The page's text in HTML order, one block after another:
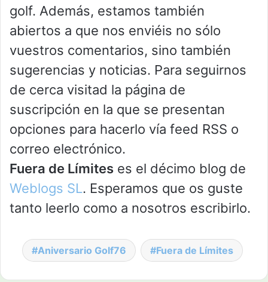
golf. Además, estamos también
abiertos a que nos enviéis no sólo
vuestros comentarios, sino también
sugerencias y noticias. Para seguirnos
de cerca visitad la página de
suscripción en la que se presentan
opciones para hacerlo vía feed RSS o
correo electrónico.
Fuera de Límites es el décimo blog de
Weblogs SL. Esperamos que os guste
tanto leerlo como a nosotros escribirlo.
Aniversario Golf76 Fuera de Límites